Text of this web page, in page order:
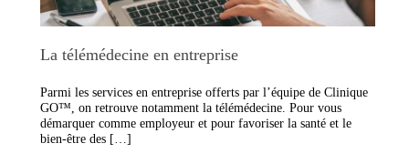
La télémédecine en entreprise
Parmi les services en entreprise offerts par l’équipe de Clinique
GO™, on retrouve notamment la télémédecine. Pour vous
démarquer comme employeur et pour favoriser la santé et le
bien-être des […]